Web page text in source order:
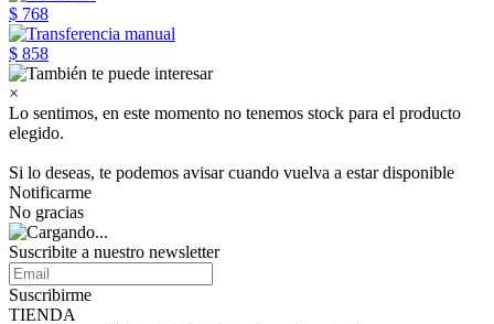
$ 768
$ 858
×
Lo sentimos, en este momento no tenemos stock para el producto
elegido.
Si lo deseas, te podemos avisar cuando vuelva a estar disponible
Notificarme
No gracias
Suscribite a nuestro newsletter
Suscribirme
TIENDA